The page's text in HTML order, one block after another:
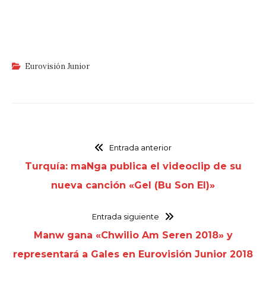
Eurovisión Junior
Entrada anterior
Turquía: maNga publica el videoclip de su
nueva canción «Gel (Bu Son El)»
Entrada siguiente
Manw gana «Chwilio Am Seren 2018» y
representará a Gales en Eurovisión Junior 2018